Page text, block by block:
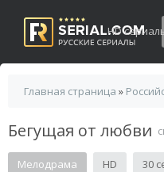
HD
Главная страница »
Бегущая от любви
Мелодрама HD 30